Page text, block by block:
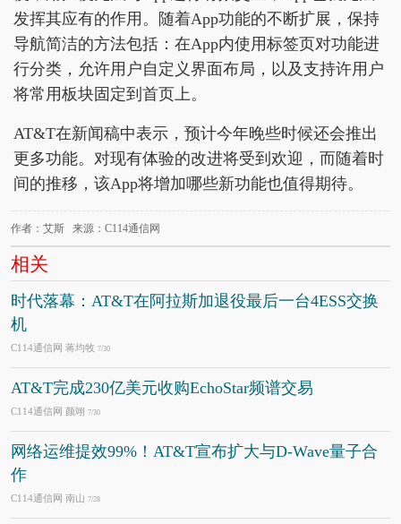
发挥其应有的作用。随着App功能的不断扩展，保持
导航简洁的方法包括：在App内使用标签页对功能进
行分类，允许用户自定义界面布局，以及支持许用户
将常用板块固定到首页上。
AT&T在新闻稿中表示，预计今年晚些时候还会推出
更多功能。对现有体验的改进将受到欢迎，而随着时
间的推移，该App将增加哪些新功能也值得期待。
作者：艾斯 来源：C114通信网
相关
时代落幕：AT&T在阿拉斯加退役最后一台4ESS交换
机
C114通信网 蒋均牧 7/30
AT&T完成230亿美元收购EchoStar频谱交易
C114通信网 颜翊 7/30
网络运维提效99%！AT&T宣布扩大与D-Wave量子合
作
C114通信网 南山 7/28